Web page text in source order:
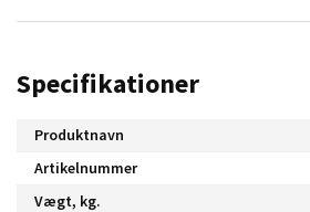
Specifikationer
Produktnavn
Artikelnummer
Vægt, kg.